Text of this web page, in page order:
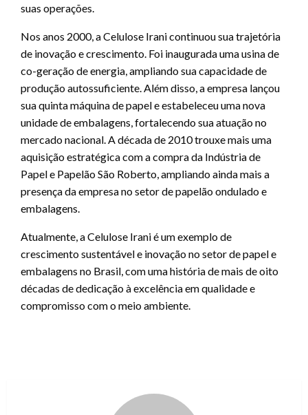
suas operações.
Nos anos 2000, a Celulose Irani continuou sua trajetória
de inovação e crescimento. Foi inaugurada uma usina de
co-geração de energia, ampliando sua capacidade de
produção autossuficiente. Além disso, a empresa lançou
sua quinta máquina de papel e estabeleceu uma nova
unidade de embalagens, fortalecendo sua atuação no
mercado nacional. A década de 2010 trouxe mais uma
aquisição estratégica com a compra da Indústria de
Papel e Papelão São Roberto, ampliando ainda mais a
presença da empresa no setor de papelão ondulado e
embalagens.
Atualmente, a Celulose Irani é um exemplo de
crescimento sustentável e inovação no setor de papel e
embalagens no Brasil, com uma história de mais de oito
décadas de dedicação à excelência em qualidade e
compromisso com o meio ambiente.